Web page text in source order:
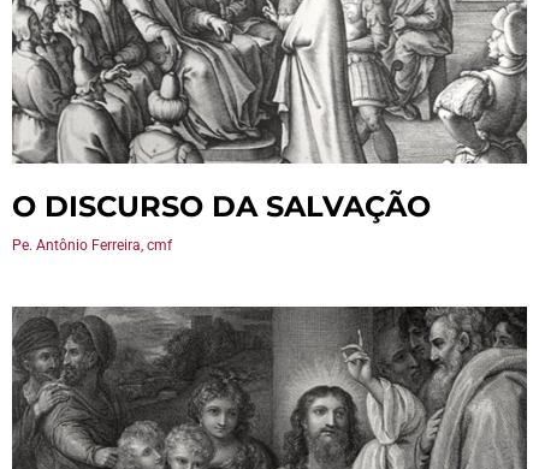
O DISCURSO DA SALVAÇÃO
Pe. Antônio Ferreira, cmf